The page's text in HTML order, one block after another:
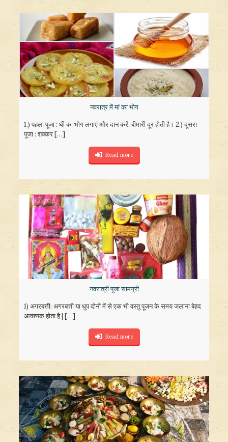
नवरात्र में मां का भोग
1.) पहला पूजा : घी का भोग लगाएं और दान करें, बीमारी दूर होती है। 2.) दूसरा
पूजा : शक्कर[…]
Read more
नवरात्री पूजा सामग्री
1) अगरबत्ती: अगरबत्ती या धुप दोनों में से एक भी वस्तु पूजन के समय जलाना बेहद
आवश्यक होता है | […]
Read more